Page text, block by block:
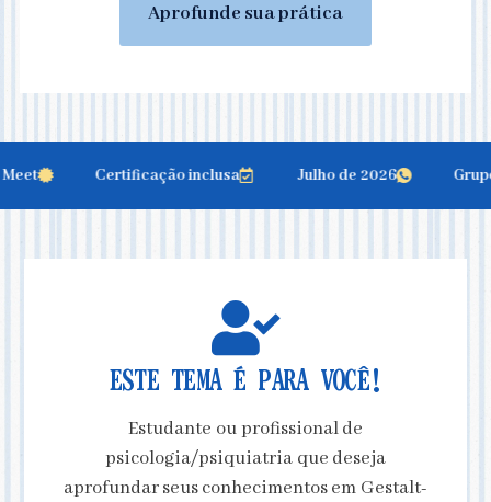
Aprofunde sua prática
Certificação inclusa Julho de 2026 Grupo
ESTE TEMA É PARA VOCÊ!
Estudante ou profissional de
psicologia/psiquiatria que deseja
aprofundar seus conhecimentos em Gestalt-